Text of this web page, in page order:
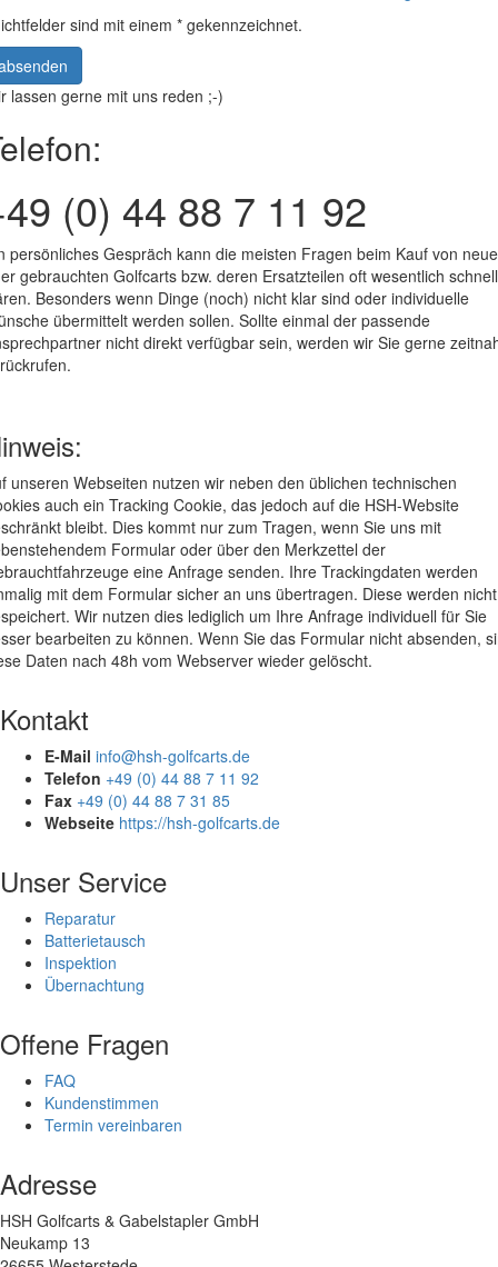
sind mit einem * gekennzeichnet.
lassen gerne mit uns reden ;-)
(0) 44 88 7 11 92
persönliches Gespräch kann die meisten Fragen beim Kauf von
gebrauchten Golfcarts bzw. deren Ersatzteilen oft wesentlich
Besonders wenn Dinge (noch) nicht klar sind oder individuelle
übermittelt werden sollen. Sollte einmal der passende
nicht direkt verfügbar sein, werden wir Sie gerne
unseren Webseiten nutzen wir neben den üblichen technischen
auch ein Tracking Cookie, das jedoch auf die HSH-Website
bleibt. Dies kommt nur zum Tragen, wenn Sie uns mit
Formular oder über den Merkzettel der
eine Anfrage senden. Ihre Trackingdaten werden
mit dem Formular sicher an uns übertragen. Diese werden nicht
Wir nutzen dies lediglich um Ihre Anfrage individuell für Sie
bearbeiten zu können. Wenn Sie das Formular nicht absenden,
Daten nach 48h vom Webserver wieder gelöscht.
Kontakt
E-Mail info@hsh-golfcarts.de
Telefon +49 (0) 44 88 7 11 92
Fax +49 (0) 44 88 7 31 85
Webseite https://hsh-golfcarts.de
Unser Service
Reparatur
Batterietausch
Inspektion
Übernachtung
Offene Fragen
FAQ
Kundenstimmen
Termin vereinbaren
Adresse
HSH Golfcarts & Gabelstapler GmbH
Neukamp 13